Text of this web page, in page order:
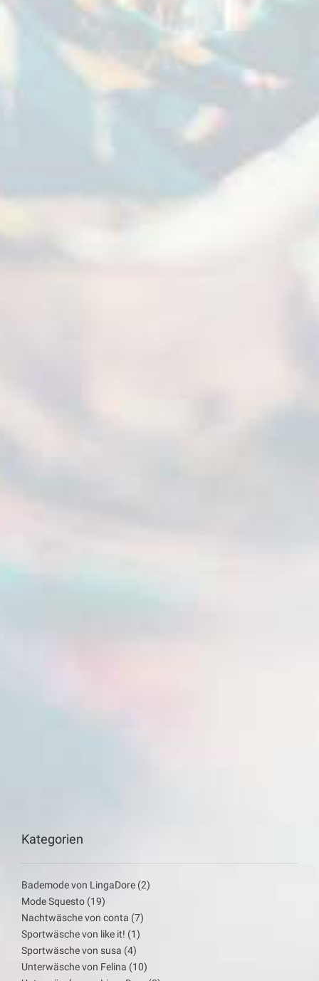
Kategorien
Bademode von LingaDore (2)
Mode Squesto (19)
Nachtwäsche von conta (7)
Sportwäsche von like it! (1)
Sportwäsche von susa (4)
Unterwäsche von Felina (10)